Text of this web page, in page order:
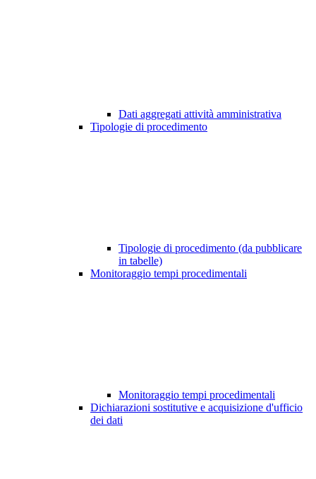
Dati aggregati attività amministrativa
Tipologie di procedimento
Tipologie di procedimento (da pubblicare
in tabelle)
Monitoraggio tempi procedimentali
Monitoraggio tempi procedimentali
Dichiarazioni sostitutive e acquisizione d'ufficio
dei dati